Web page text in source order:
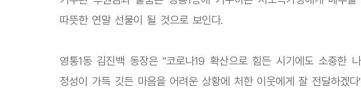
따뜻한 연말 선물이 될 것으로 보인다.
영통1동 김진백 동장은 "코로나19 확산으로 힘든 시기에도 소중한
정성이 가득 깃든 마음을 어려운 상황에 처한 이웃에게 잘 전달하겠다